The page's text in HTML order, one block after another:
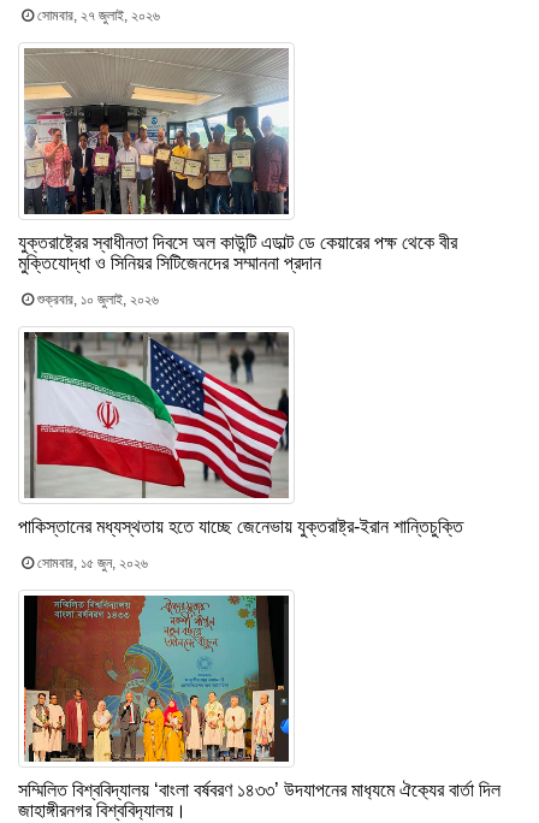
সোমবার, ২৭ জুলাই, ২০২৬
যুক্তরাষ্ট্রের স্বাধীনতা দিবসে অল কাউন্টি এডাল্ট ডে কেয়ারের পক্ষ থেকে বীর
মুক্তিযোদ্ধা ও সিনিয়র সিটিজেনদের সম্মাননা প্রদান
শুক্রবার, ১০ জুলাই, ২০২৬
পাকিস্তানের মধ্যস্থতায় হতে যাচ্ছে জেনেভায় যুক্তরাষ্ট্র-ইরান শান্তিচুক্তি
সোমবার, ১৫ জুন, ২০২৬
সম্মিলিত বিশ্ববিদ্যালয় ‘বাংলা বর্ষবরণ ১৪৩৩’ উদযাপনের মাধ‍্যমে ঐক‍্যের বার্তা দিল
জাহাঙ্গীরনগর বিশ্ববিদ‍্যালয়।